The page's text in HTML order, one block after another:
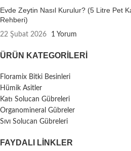
Evde Zeytin Nasıl Kurulur? (5 Litre Pet
Rehberi)
22 Şubat 2026 1 Yorum
ÜRÜN KATEGORILERI
Floramix Bitki Besinleri
Hümik Asitler
Katı Solucan Gübreleri
Organomineral Gübreler
Sıvı Solucan Gübreleri
FAYDALI LİNKLER